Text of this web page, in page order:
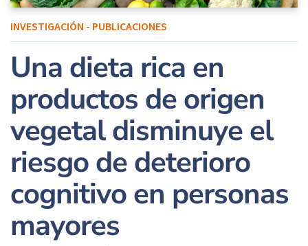
INVESTIGACIÓN - PUBLICACIONES
Una dieta rica en
productos de origen
vegetal disminuye el
riesgo de deterioro
cognitivo en personas
mayores